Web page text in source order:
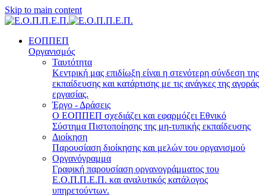
Skip to main content
ΕΟΠΠΕΠ
Οργανισμός
Ταυτότητα
Κεντρική μας επιδίωξη είναι η στενότερη σύνδεση της
εκπαίδευσης και κατάρτισης με τις ανάγκες της αγοράς
εργασίας.
Έργο - Δράσεις
Ο ΕΟΠΠΕΠ σχεδιάζει και εφαρμόζει Eθνικό
Σύστημα Πιστοποίησης της μη-τυπικής εκπαίδευσης
Διοίκηση
Παρουσίαση διοίκησης και μελών του οργανισμού
Οργανόγραμμα
Γραφική παρουσίαση οργανογράμματος του
Ε.Ο.Π.Π.Ε.Π. και αναλυτικός κατάλογος
υπηρετούντων.